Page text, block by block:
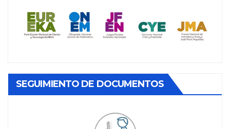
SEGUIMIENTO DE DOCUMENTOS